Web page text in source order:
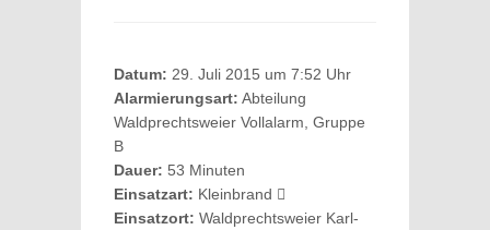
Datum: 29. Juli 2015 um 7:52 Uhr
Alarmierungsart: Abteilung
Waldprechtsweier Vollalarm, Gruppe
B
Dauer: 53 Minuten
Einsatzart: Kleinbrand
Einsatzort: Waldprechtsweier Karl-